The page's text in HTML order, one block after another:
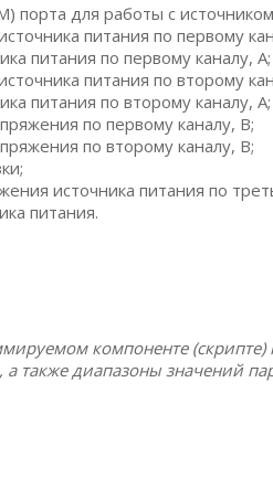
порта для работы с
питания по первому
питания по первому каналу, А;
питания по второму
питания по второму каналу, А;
по первому каналу, В;
по второму каналу, В;
источника питания по
питания.
компоненте
также диапазоны значений